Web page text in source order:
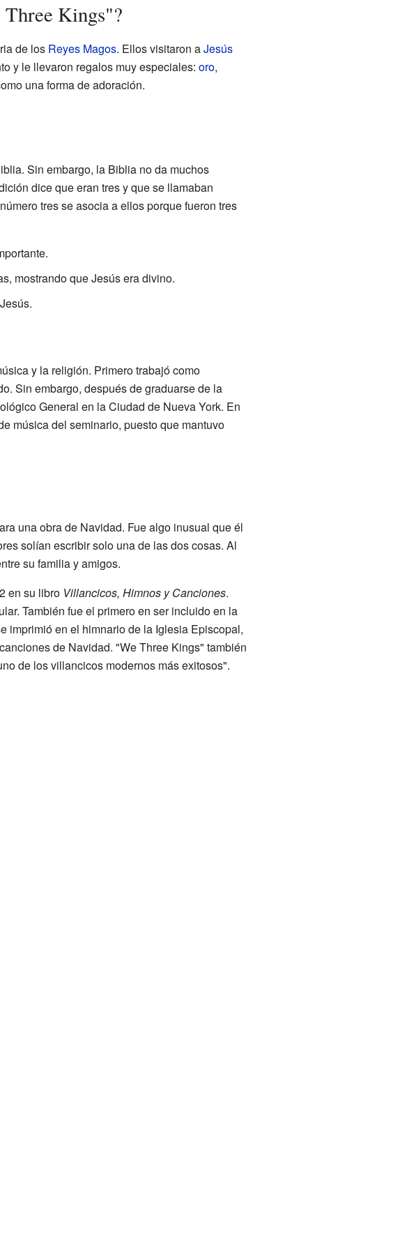
Three Kings"?
de los Reyes Magos. Ellos visitaron aJesús
y le llevaron regalos muy especiales: oro,
una forma de adoración.
Sin embargo, la Biblia no da muchos
dice que eran tres y que se llamaban
tres se asocia a ellos porque fueron tres
mostrando que Jesús era divino.
y la religión. Primero trabajó como
Sin embargo, después de graduarse de la
General en la Ciudad de Nueva York. En
música del seminario, puesto que mantuvo
una obra de Navidad. Fue algo inusual que él
solían escribir solo una de las dos cosas. Al
su familia y amigos.
en su libro Villancicos, Himnos y Canciones.
También fue el primero en ser incluido en la
imprimió en el himnario de la Iglesia Episcopal,
de Navidad. "We Three Kings" también
de los villancicos modernos más exitosos".